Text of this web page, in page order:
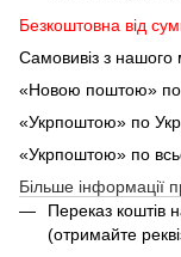
Безкоштовна від
Самовивіз з
«Новою поштою» по
«Укрпоштою» по
«Укрпоштою» по
Більше інформації
Переказ коштів
(отримайте